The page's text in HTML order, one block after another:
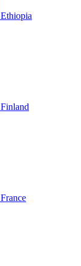
Ethiopia
Finland
France